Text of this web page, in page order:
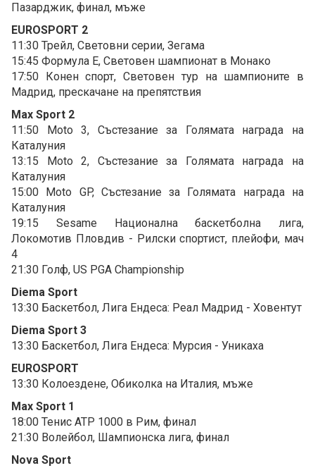
Пазарджик, финал, мъже
EUROSPORT 2
11:30 Трейл, Световни серии, Зегама
15:45 Формула Е, Световен шампионат в Монако
17:50 Конен спорт, Световен тур на шампионите в
Мадрид, прескачане на препятствия
Max Sport 2
11:50 Moto 3, Състезание за Голямата награда на
Каталуния
13:15 Moto 2, Състезание за Голямата награда на
Каталуния
15:00 Moto GP, Състезание за Голямата награда на
Каталуния
19:15 Sesame Национална баскетболна лига,
Локомотив Пловдив - Рилски спортист, плейофи, мач
4
21:30 Голф, US PGA Championship
Diema Sport
13:30 Баскетбол, Лига Ендеса: Реал Мадрид - Ховентут
Diema Sport 3
13:30 Баскетбол, Лига Ендеса: Мурсия - Уникаха
EUROSPORT
13:30 Колоездене, Обиколка на Италия, мъже
Max Sport 1
18:00 Тенис ATP 1000 в Рим, финал
21:30 Волейбол, Шампионска лига, финал
Nova Sport